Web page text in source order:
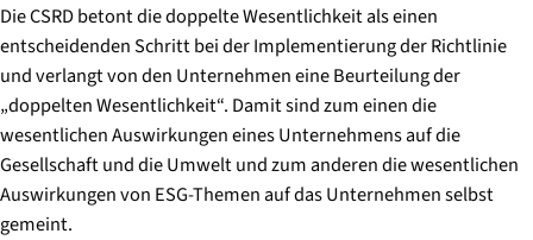
Die CSRD betont die doppelte Wesentlichkeit als einen
entscheidenden Schritt bei der Implementierung der Richtlinie
und verlangt von den Unternehmen eine Beurteilung der
„doppelten Wesentlichkeit“. Damit sindzum einendie
wesentlichen Auswirkungen eines Unternehmens auf die
Gesellschaft und die Umwelt undzum anderendie wesentlichen
Auswirkungen von ESG-Themen auf das Unternehmen selbst
gemeint.